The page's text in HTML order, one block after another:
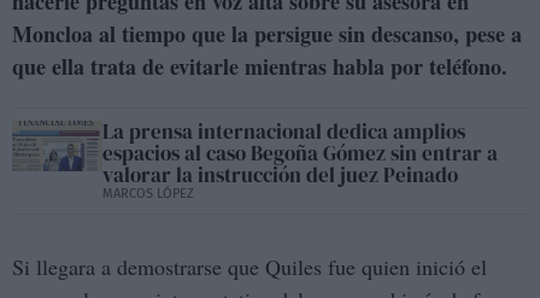
Moncloa al tiempo que la persigue sin descanso, pese a
que ella trata de evitarle mientras habla por teléfono.
La prensa internacional dedica amplios
espacios al caso Begoña Gómez sin entrar a
valorar la instrucción del juez Peinado
MARCOS LÓPEZ
Si llegara a demostrarse que Quiles fue quien inició el